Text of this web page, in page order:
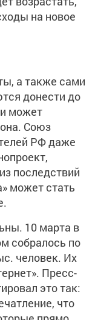
на новое
а также сами
донести до
может
Союз
РФ даже
последствий
может стать
10 марта в
собралось по
человек. Их
Пресс-
это так:
что